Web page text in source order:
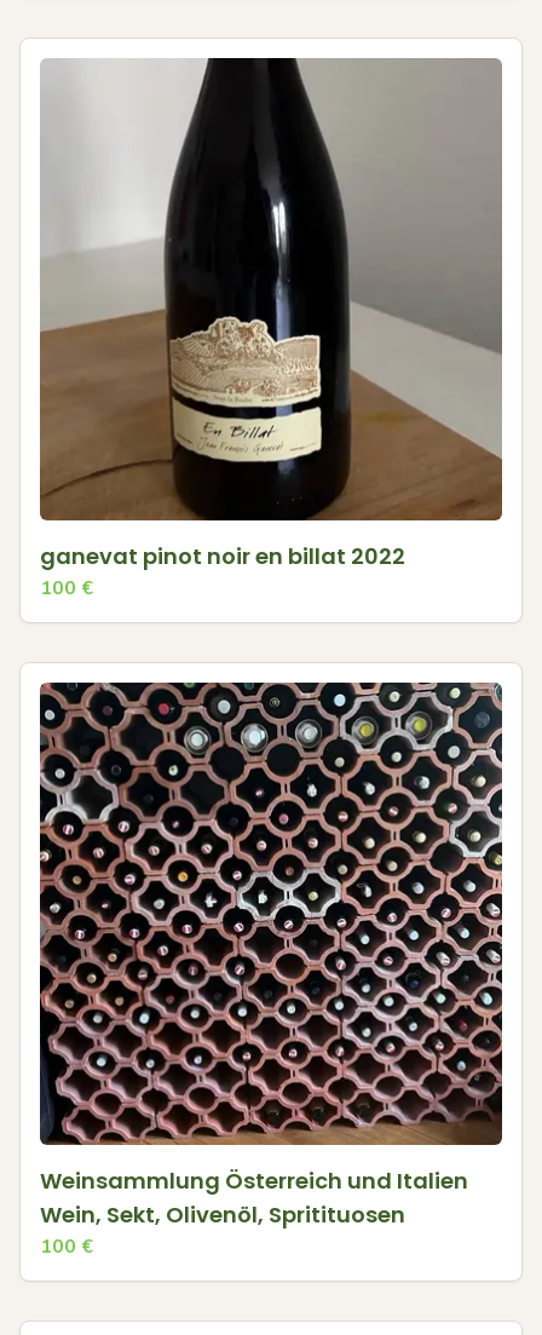
ganevat pinot noir en billat 2022
100 €
Weinsammlung Österreich und Italien
Wein, Sekt, Olivenöl, Spritituosen
100 €